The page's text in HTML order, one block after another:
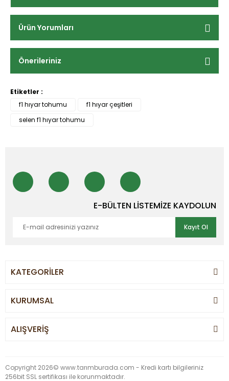
Ürün Yorumları
Önerileriniz
Etiketler :
f1 hıyar tohumu
f1 hıyar çeşitleri
selen f1 hıyar tohumu
E-BÜLTEN LİSTEMİZE KAYDOLUN
Kayıt Ol
KATEGORİLER
KURUMSAL
ALIŞVERİŞ
Copyright 2026© www.tarımburada.com - Kredi kartı bilgileriniz
256bit SSL sertifikası ile korunmaktadır.